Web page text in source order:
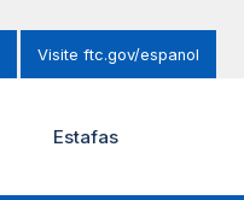
Visite ftc.gov/espanol
Estafas